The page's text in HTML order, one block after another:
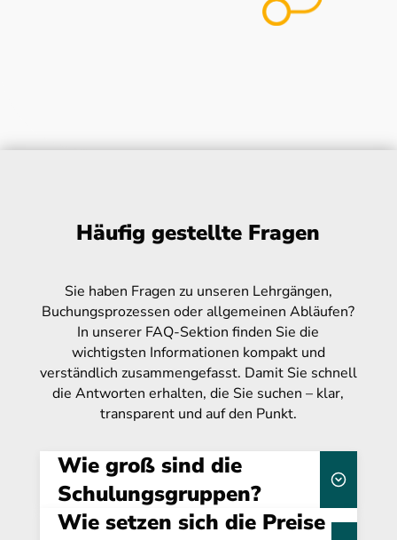
Häufig gestellte Fragen
Sie haben Fragen zu unseren Lehrgängen,
Buchungsprozessen oder allgemeinen Abläufen?
In unserer FAQ-Sektion finden Sie die
wichtigsten Informationen kompakt und
verständlich zusammengefasst. Damit Sie schnell
die Antworten erhalten, die Sie suchen – klar,
transparent und auf den Punkt.
Wie groß sind die
Schulungsgruppen?
Wie setzen sich die Preise